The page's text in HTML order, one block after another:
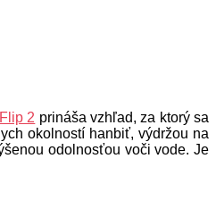
2 prináša vzhľad, za ktorý sa
okolností hanbiť, výdržou na
odolnosťou voči vode. Je